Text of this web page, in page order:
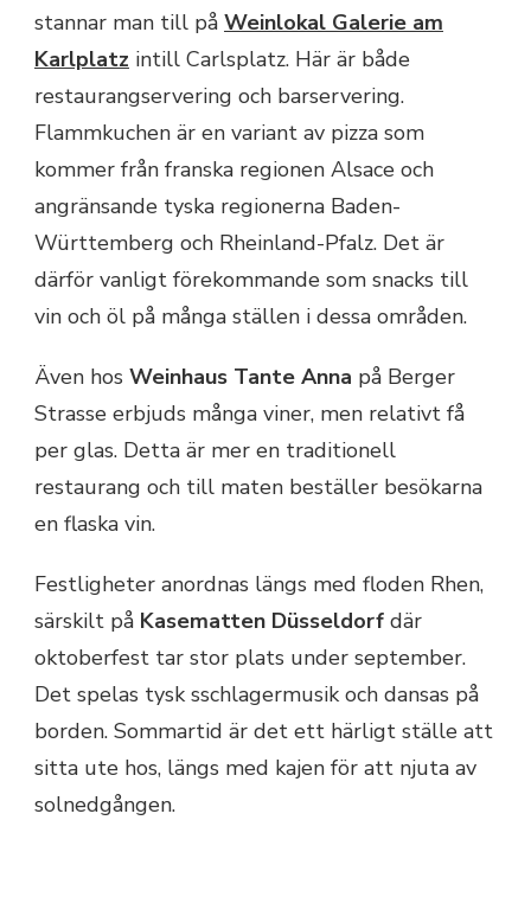
stannar man till på Weinlokal Galerie am
Karlplatz intill Carlsplatz. Här är både
restaurangservering och barservering.
Flammkuchen är en variant av pizza som
kommer från franska regionen Alsace och
angränsande tyska regionerna Baden-
Württemberg och Rheinland-Pfalz. Det är
därför vanligt förekommande som snacks till
vin och öl på många ställen i dessa områden.
Även hos Weinhaus Tante Anna på Berger
Strasse erbjuds många viner, men relativt få
per glas. Detta är mer en traditionell
restaurang och till maten beställer besökarna
en flaska vin.
Festligheter anordnas längs med floden Rhen,
särskilt på Kasematten Düsseldorf där
oktoberfest tar stor plats under september.
Det spelas tysk sschlagermusik och dansas på
borden. Sommartid är det ett härligt ställe att
sitta ute hos, längs med kajen för att njuta av
solnedgången.